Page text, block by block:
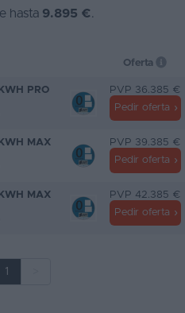
hasta 9.895 €.
Oferta
PRO
PVP 36.385 €
Pedir oferta
MAX
PVP 39.385 €
Pedir oferta
MAX
PVP 42.385 €
Pedir oferta
1